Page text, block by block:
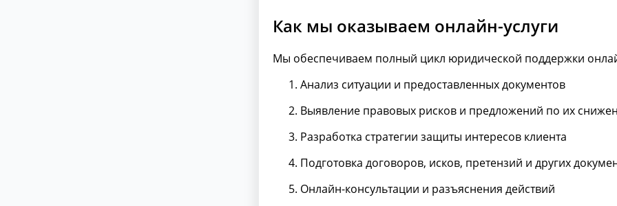
Как мы оказываем онлайн-услуги
Мы обеспечиваем полный цикл юридической поддержки
Анализ ситуации и предоставленных документов
Выявление правовых рисков и предложений по их
Разработка стратегии защиты интересов клиента
Подготовка договоров, исков, претензий и других
Онлайн-консультации и разъяснения действий